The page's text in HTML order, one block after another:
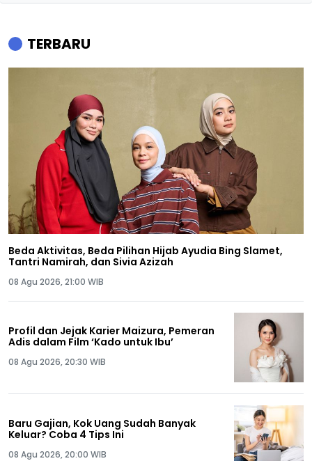
TERBARU
Beda Aktivitas, Beda Pilihan Hijab Ayudia Bing Slamet,
Tantri Namirah, dan Sivia Azizah
08 Agu 2026, 21:00 WIB
Profil dan Jejak Karier Maizura, Pemeran
Adis dalam Film ‘Kado untuk Ibu’
08 Agu 2026, 20:30 WIB
Baru Gajian, Kok Uang Sudah Banyak
Keluar? Coba 4 Tips Ini
08 Agu 2026, 20:00 WIB